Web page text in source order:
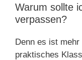
Warum sollte
verpassen?
Denn es ist
praktisches